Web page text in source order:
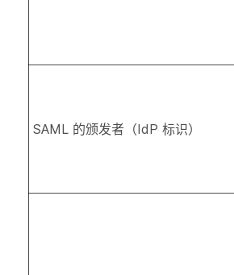
SAML 的颁发者（IdP 标识）